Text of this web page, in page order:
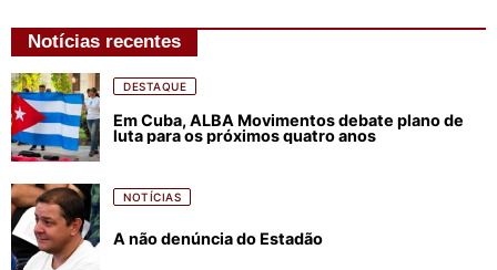
Notícias recentes
DESTAQUE
Em Cuba, ALBA Movimentos debate plano de
luta para os próximos quatro anos
NOTÍCIAS
A não denúncia do Estadão